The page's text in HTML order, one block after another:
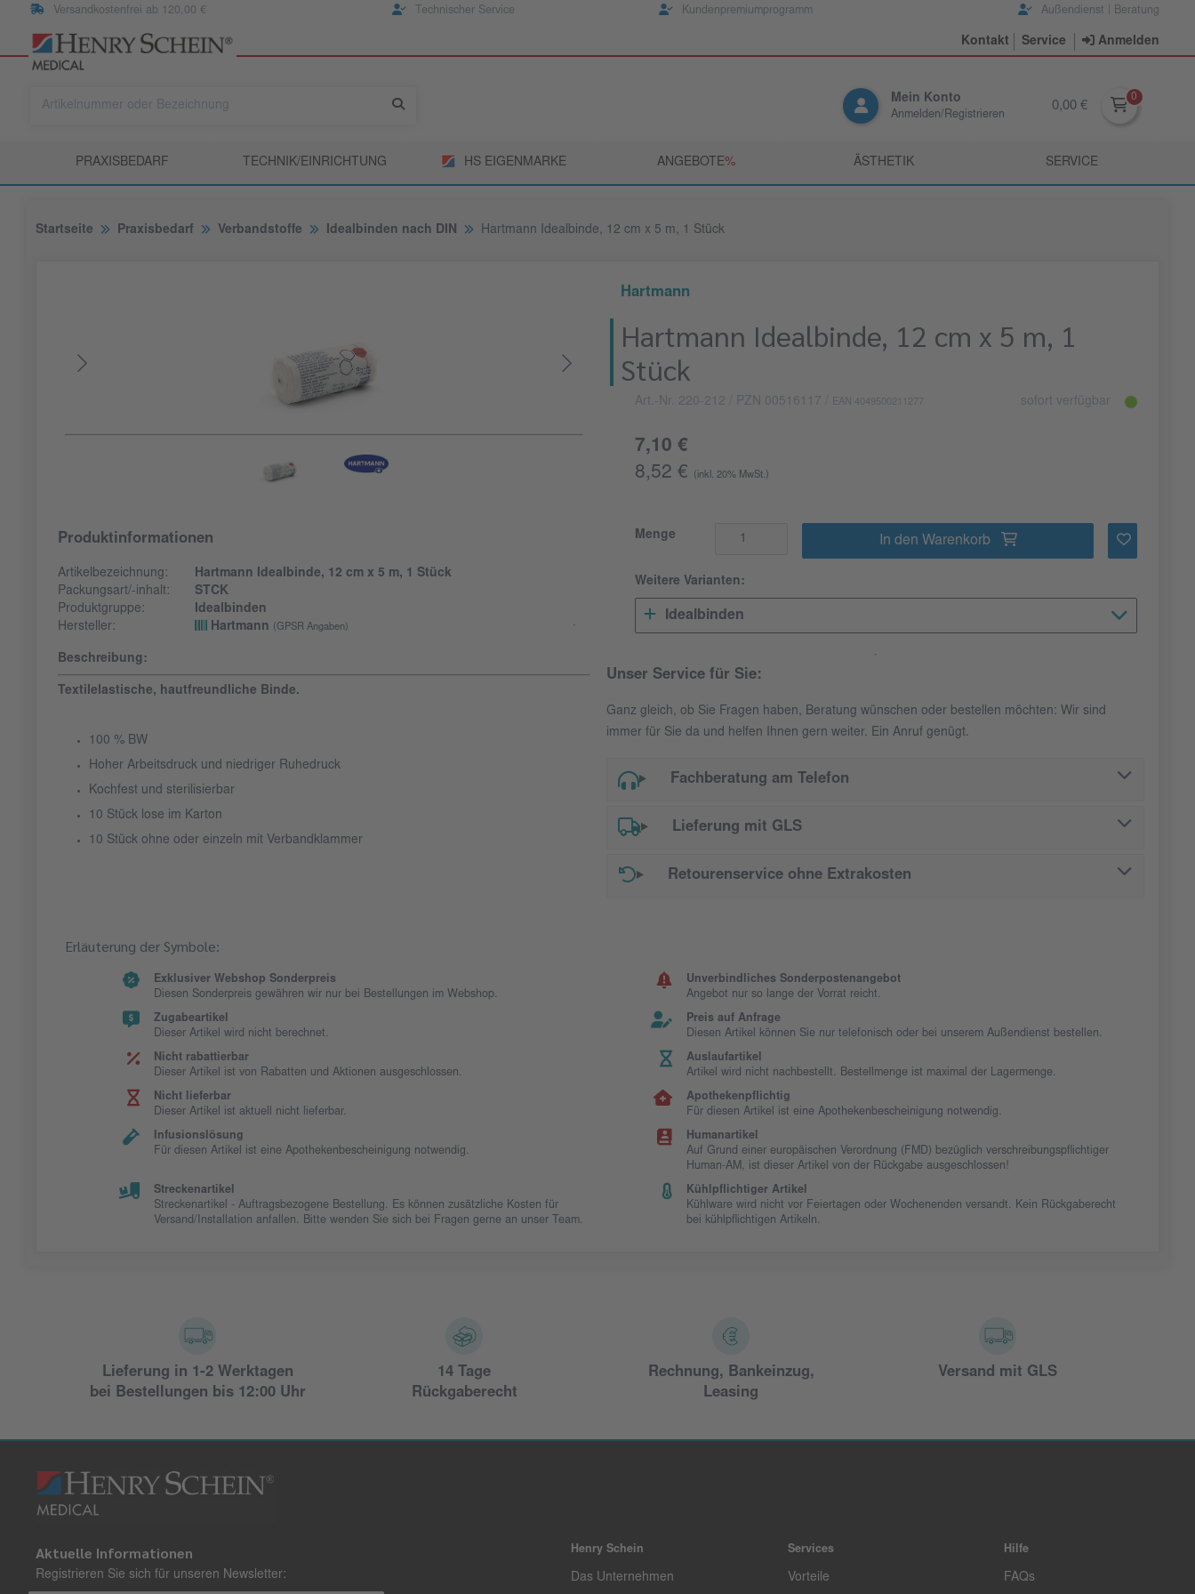
Versandkostenfrei ab 120,00 € Technischer Service Kundenpremiumprogramm Außendienst | Beratung
Kontakt Service Anmelden
Mein Konto
Anmelden/Registrieren
0,00 €
PRAXISBEDARF TECHNIK/EINRICHTUNG HS EIGENMARKE ANGEBOTE­% ÄSTHETIK SERVICE
Startseite Praxisbedarf Verbandstoffe Idealbinden nach DIN Hartmann Idealbinde, 12 cm x 5 m, 1 Stück
Produktinformationen
Artikelbezeichnung:
Hartmann Idealbinde, 12 cm x 5 m, 1 Stück
Packungsart/-inhalt:
STCK
Produktgruppe:
Idealbinden
Hersteller:
Hartmann (GPSR Angaben)
Beschreibung:
Textilelastische, hautfreundliche Binde.
100 % BW
Hoher Arbeitsdruck und niedriger Ruhedruck
Kochfest und sterilisierbar
10 Stück lose im Karton
10 Stück ohne oder einzeln mit Verbandklammer
Hartmann
Hartmann Idealbinde, 12 cm x 5 m, 1
Stück
Art.-Nr. 220-212 / PZN 00516117 EAN 4049500211277 sofort verfügbar
7,10 €
8,52 €
(inkl. 20% MwSt.)
Menge In den Warenkorb
Weitere Varianten:
Idealbinden
Unser Service für Sie:
Ganz gleich, ob Sie Fragen haben, Beratung wünschen oder bestellen möchten: Wir sind
immer für Sie da und helfen Ihnen gern weiter. Ein Anruf genügt.
Fachberatung am Telefon
Lieferung mit GLS
Retourenservice ohne Extrakosten
Erläuterung der Symbole:
Exklusiver Webshop Sonderpreis
Diesen Sonderpreis gewähren wir nur bei Bestellungen im Webshop.
Unverbindliches Sonderpostenangebot
Angebot nur so lange der Vorrat reicht.
Zugabeartikel
Dieser Artikel wird nicht berechnet.
Preis auf Anfrage
Diesen Artikel können Sie nur telefonisch oder bei unserem Außendienst bestellen.
Nicht rabattierbar
Dieser Artikel ist von Rabatten und Aktionen ausgeschlossen.
Auslaufartikel
Artikel wird nicht nachbestellt. Bestellmenge ist maximal der Lagermenge.
Nicht lieferbar
Dieser Artikel ist aktuell nicht lieferbar.
Apothekenpflichtig
Für diesen Artikel ist eine Apothekenbescheinigung notwendig.
Infusionslösung
Für diesen Artikel ist eine Apothekenbescheinigung notwendig.
Humanartikel
Auf Grund einer europäischen Verordnung (FMD) bezüglich verschreibungspflichtiger
Human-AM, ist dieser Artikel von der Rückgabe ausgeschlossen!
Streckenartikel
Streckenartikel - Auftragsbezogene Bestellung. Es können zusätzliche Kosten für
Versand/Installation anfallen. Bitte wenden Sie sich bei Fragen gerne an unser Team.
Kühlpflichtiger Artikel
Kühlware wird nicht vor Feiertagen oder Wochenenden versandt. Kein Rückgaberecht
bei kühlpflichtigen Artikeln.
Lieferung in 1-2 Werktagen
bei Bestellungen bis 12:00 Uhr
14 Tage
Rückgaberecht
Rechnung, Bankeinzug,
Leasing
Versand mit GLS
Aktuelle Informationen
Registrieren Sie sich für unseren Newsletter:
Henry Schein
Das Unternehmen
Services
Vorteile
Hilfe
FAQs